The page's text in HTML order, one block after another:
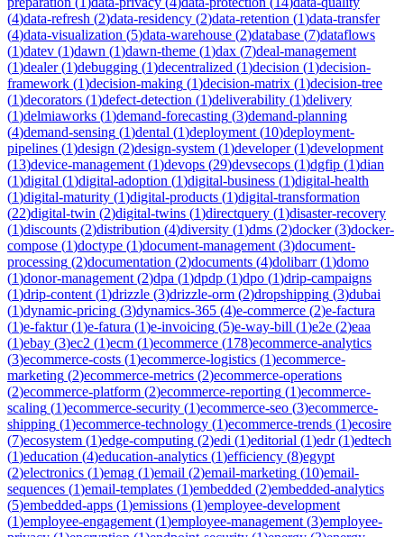
(4)data-refresh (2)data-residency (2)data-retention (1)data-transfer
(4)data-visualization (5)data-warehouse (2)database (7)dataflows
(1)datev (1)dawn (1)dawn-theme (1)dax (7)deal-management
(1)dealer(1)debugging (1)decentralized (1)decision (1)decision-
framework (1)decision-making (1)decision-matrix (1)decision-tree
(1)decorators (1)defect-detection (1)deliverability (1)delivery
(1)delmiaworks (1)demand-forecasting (3)demand-planning
(4)demand-sensing (1)dental (1)deployment (10)deployment-
pipelines (1)design (2)design-system (1)developer(1)development
(13)device-management (1)devops (29)devsecops (1)dgfip (1)dian
(1)digital (1)digital-adoption (1)digital-business (1)digital-health
(1)digital-maturity (1)digital-products (1)digital-transformation
(22)digital-twin (2)digital-twins (1)directquery (1)disaster-recovery
(1)discounts (2)distribution (4)diversity (1)dms (2)docker(3)docker-
compose (1)doctype (1)document-management (3)document-
processing (2)documentation (2)documents (4)dolibarr(1)domo
(1)donor-management (2)dpa (1)dpdp (1)dpo (1)drip-campaigns
(1)drip-content (1)drizzle (3)drizzle-orm (2)dropshipping (3)dubai
(1)dynamic-pricing (3)dynamics-365 (4)e-commerce (2)e-factura
(1)e-faktur(1)e-fatura (1)e-invoicing (5)e-way-bill (1)e2e (2)eaa
(1)ebay (3)ec2 (1)ecm (1)ecommerce (178)ecommerce-analytics
(3)ecommerce-costs (1)ecommerce-logistics (1)ecommerce-
marketing (2)ecommerce-metrics (2)ecommerce-operations
(2)ecommerce-platform (2)ecommerce-reporting (1)ecommerce-
scaling (1)ecommerce-security (1)ecommerce-seo (3)ecommerce-
shipping (1)ecommerce-technology (1)ecommerce-trends (1)ecosire
(7)ecosystem (1)edge-computing (2)edi (1)editorial (1)edr(1)edtech
(1)education (4)education-analytics (1)efficiency (8)egypt
(2)electronics (1)emag (1)email (2)email-marketing (10)email-
sequences (1)email-templates (1)embedded (2)embedded-analytics
(5)embedded-apps (1)emissions (1)employee-development
(1)employee-engagement (1)employee-management (3)employee-